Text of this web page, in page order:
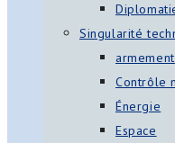
Singularité
armement
Contrôle
Énergie
Espace